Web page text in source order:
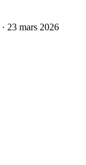
· 23 mars 2026